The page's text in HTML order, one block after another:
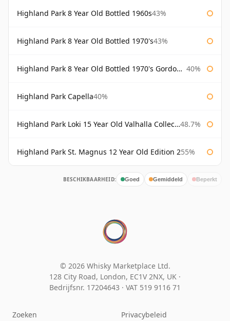
Highland Park 8 Year Old Bottled 1960s43%
Highland Park 8 Year Old Bottled 1970's43%
Highland Park 8 Year Old Bottled 1970's Gordon & Macphail 40%
Highland Park Capella40%
Highland Park Loki 15 Year Old Valhalla Collection 48.7%
Highland Park St. Magnus 12 Year Old Edition 255%
BESCHIKBAARHEID: Goed Gemiddeld Beperkt
© 2026 Whisky Marketplace Ltd.
128 City Road, London, EC1V 2NX, UK ·
Bedrijfsnr. 17204643 · VAT 519 9116 71
Zoeken Privacybeleid